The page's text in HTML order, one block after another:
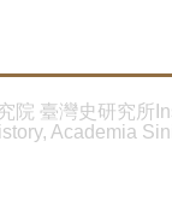
院 臺灣史研究所
Academia